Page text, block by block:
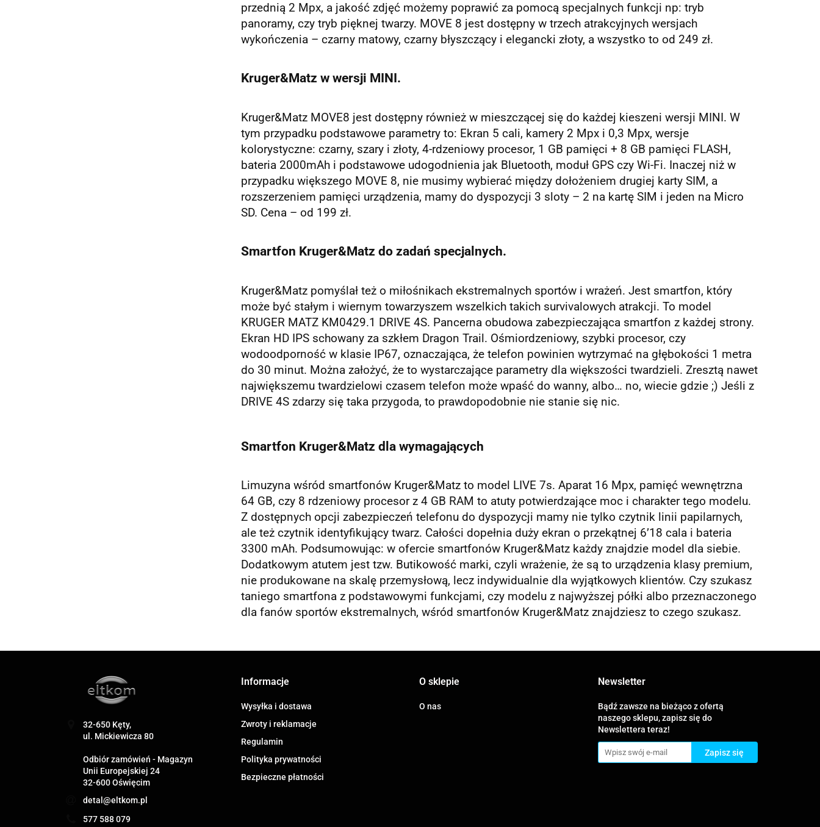
przednią 2 Mpx, a jakość zdjęć możemy poprawić za pomocą specjalnych funkcji np: tryb
panoramy, czy tryb pięknej twarzy. MOVE 8 jest dostępny w trzech atrakcyjnych wersjach
wykończenia – czarny matowy, czarny błyszczący i elegancki złoty, a wszystko to od 249 zł.
Kruger&Matz w wersji MINI.
Kruger&Matz MOVE8 jest dostępny również w mieszczącej się do każdej kieszeni wersji MINI. W
tym przypadku podstawowe parametry to: Ekran 5 cali, kamery 2 Mpx i 0,3 Mpx, wersje
kolorystyczne: czarny, szary i złoty, 4-rdzeniowy procesor, 1 GB pamięci + 8 GB pamięci FLASH,
bateria 2000mAh i podstawowe udogodnienia jak Bluetooth, moduł GPS czy Wi-Fi. Inaczej niż w
przypadku większego MOVE 8, nie musimy wybierać między dołożeniem drugiej karty SIM, a
rozszerzeniem pamięci urządzenia, mamy do dyspozycji 3 sloty – 2 na kartę SIM i jeden na Micro
SD. Cena – od 199 zł.
Smartfon Kruger&Matz do zadań specjalnych.
Kruger&Matz pomyślał też o miłośnikach ekstremalnych sportów i wrażeń. Jest smartfon, który
może być stałym i wiernym towarzyszem wszelkich takich survivalowych atrakcji. To model
KRUGER MATZ KM0429.1 DRIVE 4S. Pancerna obudowa zabezpieczająca smartfon z każdej strony.
Ekran HD IPS schowany za szkłem Dragon Trail. Ośmiordzeniowy, szybki procesor, czy
wodoodporność w klasie IP67, oznaczająca, że telefon powinien wytrzymać na głębokości 1 metra
do 30 minut. Można założyć, że to wystarczające parametry dla większości twardzieli. Zresztą nawet
największemu twardzielowi czasem telefon może wpaść do wanny, albo… no, wiecie gdzie ;) Jeśli z
DRIVE 4S zdarzy się taka przygoda, to prawdopodobnie nie stanie się nic.
Smartfon Kruger&Matz dla wymagających
Limuzyna wśród smartfonów Kruger&Matz to model LIVE 7s. Aparat 16 Mpx, pamięć wewnętrzna
64 GB, czy 8 rdzeniowy procesor z 4 GB RAM to atuty potwierdzające moc i charakter tego modelu.
Z dostępnych opcji zabezpieczeń telefonu do dyspozycji mamy nie tylko czytnik linii papilarnych,
ale też czytnik identyfikujący twarz. Całości dopełnia duży ekran o przekątnej 6’18 cala i bateria
3300 mAh. Podsumowując: w ofercie smartfonów Kruger&Matz każdy znajdzie model dla siebie.
Dodatkowym atutem jest tzw. Butikowość marki, czyli wrażenie, że są to urządzenia klasy premium,
nie produkowane na skalę przemysłową, lecz indywidualnie dla wyjątkowych klientów. Czy szukasz
taniego smartfona z podstawowymi funkcjami, czy modelu z najwyższej półki albo przeznaczonego
dla fanów sportów ekstremalnych, wśród smartfonów Kruger&Matz znajdziesz to czego szukasz.
32-650 Kęty,
ul. Mickiewicza 80
Odbiór zamówień - Magazyn
Unii Europejskiej 24
32-600 Oświęcim
detal@eltkom.pl
577 588 079
Informacje
Wysyłka i dostawa
Zwroty i reklamacje
Regulamin
Polityka prywatności
Bezpieczne płatności
O sklepie
O nas
Newsletter
Bądź zawsze na bieżąco z ofertą
naszego sklepu, zapisz się do
Newslettera teraz!